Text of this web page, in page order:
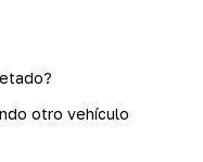
otro vehículo